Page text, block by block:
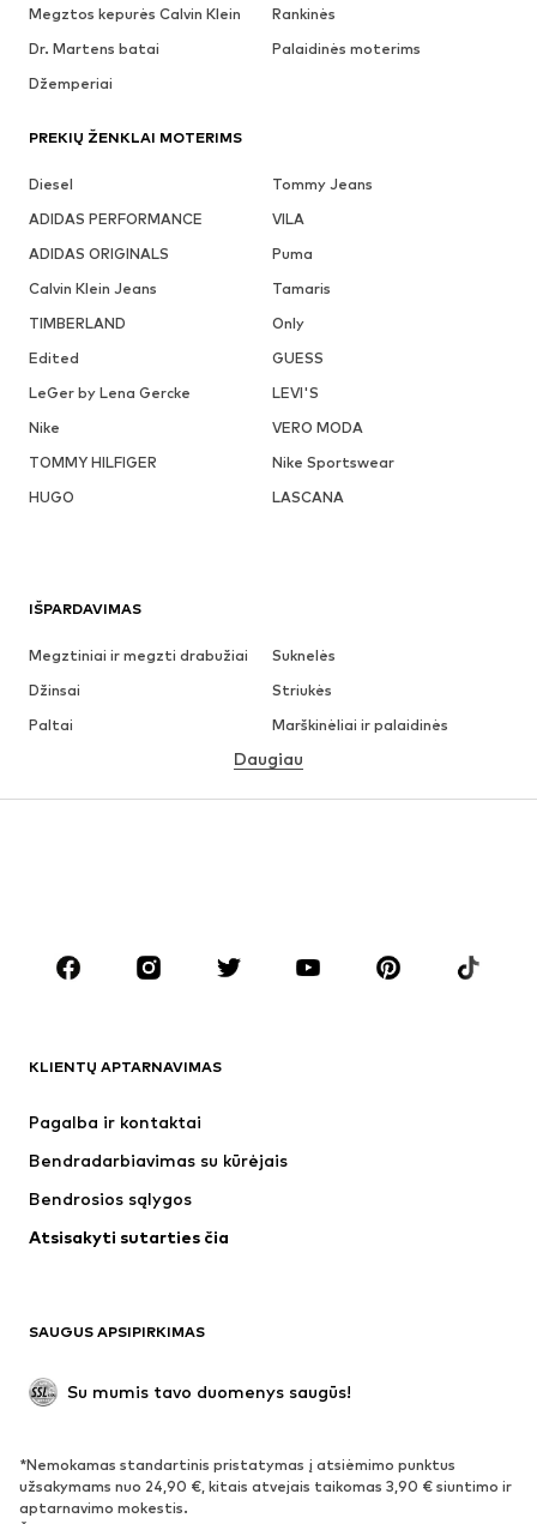
Megztos kepurės Calvin Klein
Rankinės
Dr. Martens batai
Palaidinės moterims
Džemperiai
PREKIŲ ŽENKLAI MOTERIMS
Diesel
Tommy Jeans
ADIDAS PERFORMANCE
VILA
ADIDAS ORIGINALS
Puma
Calvin Klein Jeans
Tamaris
TIMBERLAND
Only
Edited
GUESS
LeGer by Lena Gercke
LEVI'S
Nike
VERO MODA
TOMMY HILFIGER
Nike Sportswear
HUGO
LASCANA
IŠPARDAVIMAS
Megztiniai ir megzti drabužiai
Suknelės
Džinsai
Striukės
Paltai
Marškinėliai ir palaidinės
Apatiniai
Sijonai
Palaidinės ir tunikos
Aksesuarai
Premium
Naujienos
Apatiniai
Paltai
Proginiai
Išskirtiniai
BATAI
Naujienos
Daugiau
KLIENTŲ APTARNAVIMAS
Pagalba ir kontaktai
Bendradarbiavimas su kūrėjais
Bendrosios sąlygos
Atsisakyti sutarties čia
SAUGUS APSIPIRKIMAS
Su mumis tavo duomenys saugūs!
*Nemokamas standartinis pristatymas į atsiėmimo punktus
užsakymams nuo 24,90 €, kitais atvejais taikomas 3,90 € siuntimo ir
aptarnavimo mokestis.